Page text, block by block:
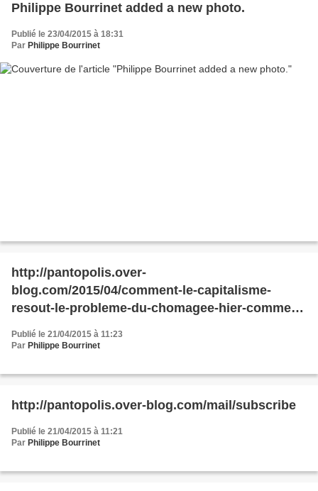
Philippe Bourrinet added a new photo.
Publié le 23/04/2015 à 18:31
Par Philippe Bourrinet
http://pantopolis.over-
blog.com/2015/04/comment-le-capitalisme-
resout-le-probleme-du-chomagee-hier-comme-
Publié le 21/04/2015 à 11:23
Par Philippe Bourrinet
http://pantopolis.over-blog.com/mail/subscribe
Publié le 21/04/2015 à 11:21
Par Philippe Bourrinet